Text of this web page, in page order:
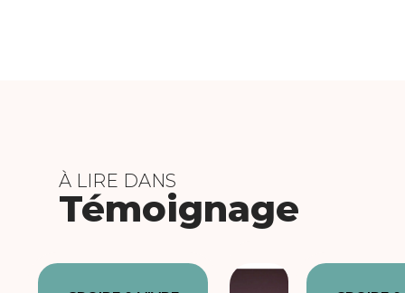
À LIRE DANS
Témoignage